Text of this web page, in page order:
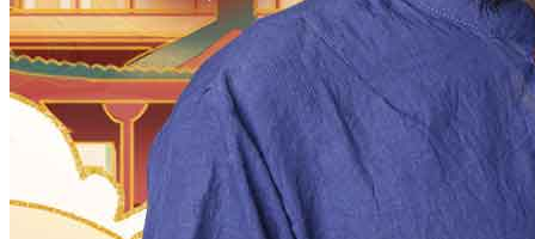
1963
1962 1961 1960 1959
1958
1957
1956 1955 1953 1952
1951
1950
1949 1948 1947
1944
1943 1942 1941 1940 1939
1938
1937
1936 1935 1934 1933
1932
1931
1930 1928 1927 1926
1924
1923 1922 1920
1919
1918
1916 1915 1914
1912
1911
1909 1908 1907
1905
1904 1903 1902 1900